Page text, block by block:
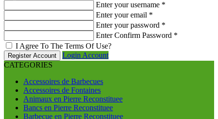
Enter your username *
Enter your email *
Enter your password *
Enter Confirm Password *
I Agree To The Terms Of Use?
Register Account
Login Account
CATEGORIES
Accessoires de Barbecues
Accessoires de Fontaines
Animaux en Pierre Reconstituee
Bancs en Pierre Reconstituee
Barbecue en Pierre Reconstituee